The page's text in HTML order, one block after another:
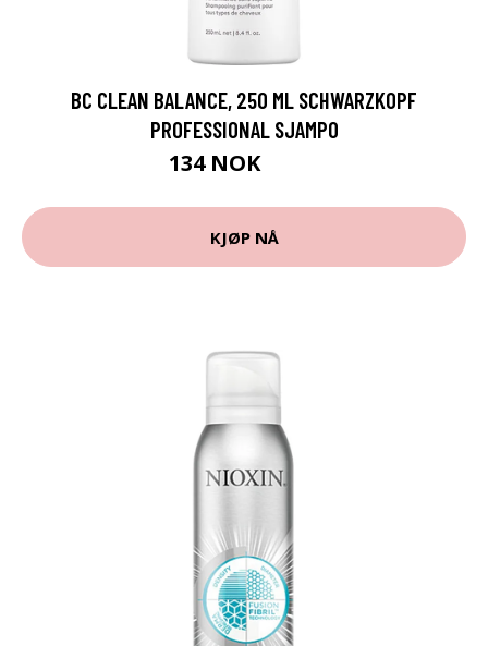
BC CLEAN BALANCE, 250 ML SCHWARZKOPF
PROFESSIONAL SJAMPO
134 NOK
KJØP NÅ